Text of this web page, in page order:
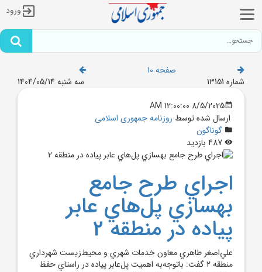
ورود
صفحه 10
شماره 13151
سه شنبه 1404/05/14
8/5/2025 12:00:00 AM
ارسال شده توسط روزنامه جمهوری اسلامی
گوناگون
اجراي طرح جامع
بهسازي پل‌هاي عابر
پياده در منطقه 2
علي‌اصغر طاهري معاون خدمات شهري و محيط‌زيست شهرداري
منطقه 2 گفت: باتوجه‌به اهميت پل‌عابر پياده در راستاي حفظ